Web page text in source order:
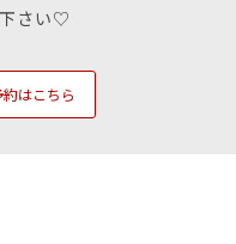
さい♡
はこちら